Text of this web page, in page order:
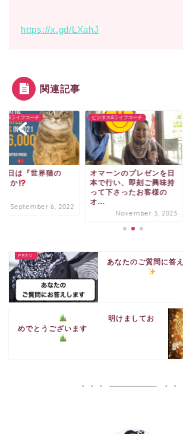
https://x.gd/LXahJ
関連記事
ス&ライフコーチ
8日は『世界猫の
とか
September 6, 2022
ビジネス&ライフコーチ
オマーンのプレゼンを日
本で行い、即刻ご興味持
って下さったお客様の
オ...
November 3, 2023
あなたのご質問に答
明けましてお
めでとうございます